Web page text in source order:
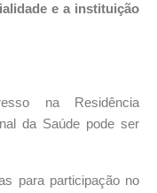
e a instituição
na Residência
da Saúde pode ser
para participação no